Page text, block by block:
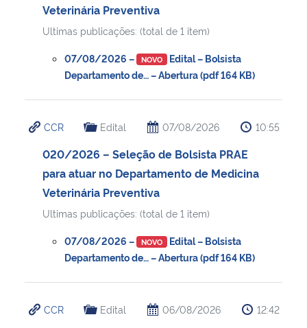
Veterinária Preventiva
Ultimas publicações: (total de 1 item)
07/08/2026 – NOVO Edital – Bolsista
Departamento de… – Abertura (pdf 164 KB)
CCR Edital 07/08/2026 10:55
020/2026 – Seleção de Bolsista PRAE
para atuar no Departamento de Medicina
Veterinária Preventiva
Ultimas publicações: (total de 1 item)
07/08/2026 – NOVO Edital – Bolsista
Departamento de… – Abertura (pdf 164 KB)
CCR Edital 06/08/2026 12:42